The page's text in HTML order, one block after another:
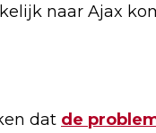
naar Ajax
dat de